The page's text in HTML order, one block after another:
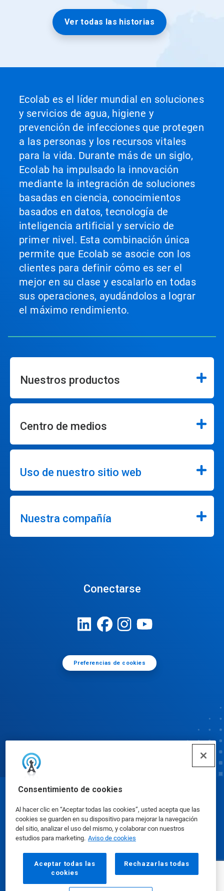
Consentimiento de cookies
Al hacer clic en “Aceptar todas las cookies”, usted acepta que las
cookies se guarden en su dispositivo para mejorar la navegación
del sitio, analizar el uso del mismo, y colaborar con nuestros
estudios para marketing. Aviso de cookies
Aceptar todas las
cookies
Rechazarlas todas
Ver todas las historias
Ecolab es el líder mundial en soluciones
y servicios de agua, higiene y
prevención de infecciones que protegen
a las personas y los recursos vitales
para la vida. Durante más de un siglo,
Ecolab ha impulsado la innovación
mediante la integración de soluciones
basadas en ciencia, conocimientos
basados en datos, tecnología de
inteligencia artificial y servicio de
primer nivel. Esta combinación única
permite que Ecolab se asocie con los
clientes para definir cómo es ser el
mejor en su clase y escalarlo en todas
sus operaciones, ayudándolos a lograr
el máximo rendimiento.
Nuestros productos
Centro de medios
Uso de nuestro sitio web
Nuestra compañía
Conectarse
Preferencias de cookies
Hojas de datos sobre seguridad|Política de
privacidad|Términos de uso